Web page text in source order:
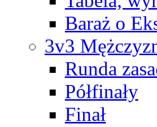
Baraż o
3v3
Runda
Półfinały
Finał